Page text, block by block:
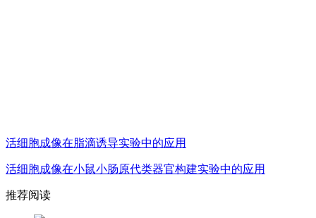
活细胞成像在脂滴诱导实验中的应用
活细胞成像在小鼠小肠原代类器官构建实验中的应用
推荐阅读